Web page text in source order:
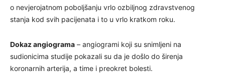
o nevjerojatnom poboljšanju vrlo ozbiljnog zdravstvenog
stanja kod svih pacijenata i to u vrlo kratkom roku.
Dokaz angiograma – angiogrami koji su snimljeni na
sudionicima studije pokazali su da je došlo do širenja
koronarnih arterija, a time i preokret bolesti.